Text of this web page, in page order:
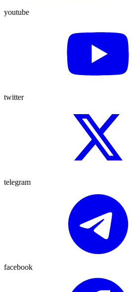
youtube
twitter
telegram
facebook